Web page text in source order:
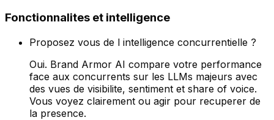
Fonctionnalites et intelligence
Proposez vous de l intelligence concurrentielle ?
Oui. Brand Armor AI compare votre performance
face aux concurrents sur les LLMs majeurs avec
des vues de visibilite, sentiment et share of voice.
Vous voyez clairement ou agir pour recuperer de
la presence.